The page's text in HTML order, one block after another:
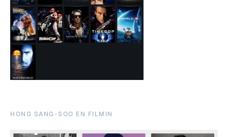
HONG SANG-SOO EN FILMIN